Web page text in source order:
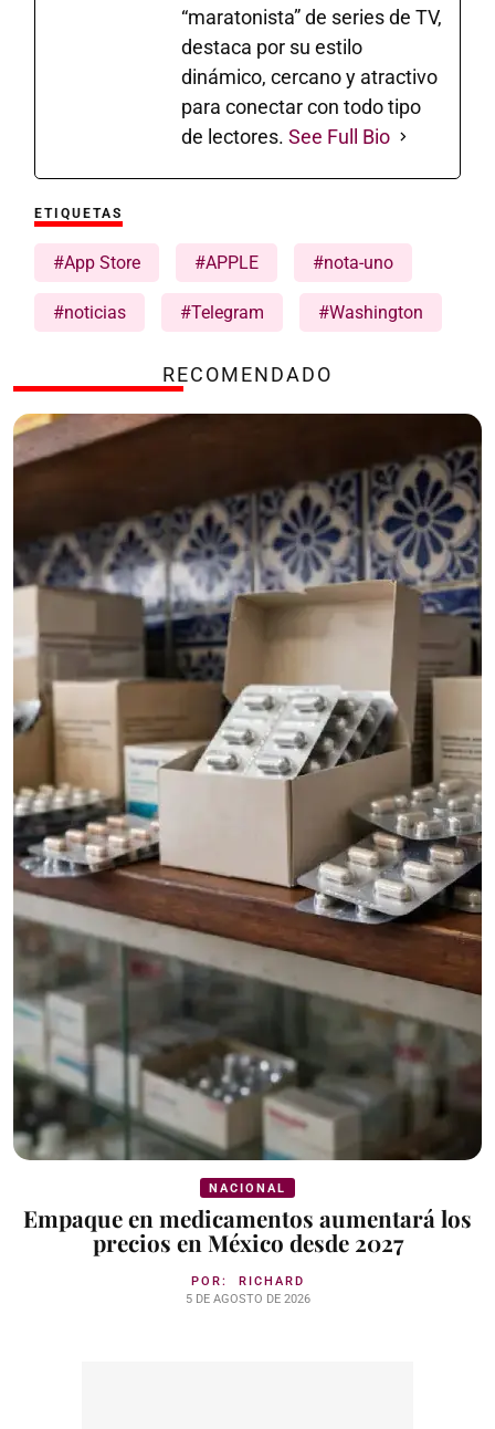
“maratonista” de series de TV,
destaca por su estilo
dinámico, cercano y atractivo
para conectar con todo tipo
de lectores. See Full Bio
ETIQUETAS
#App Store #APPLE #nota-uno
#noticias #Telegram #Washington
RECOMENDADO
NACIONAL
Empaque en medicamentos aumentará los
precios en México desde 2027
POR: RICHARD
5 DE AGOSTO DE 2026